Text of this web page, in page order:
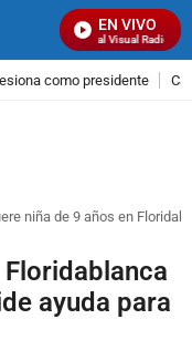
EN VIVO
Señal Visual Radio
como presidente
niña de 9 años en
ayuda para